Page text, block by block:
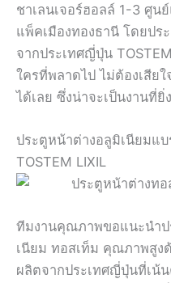
ชาเลนเจอร์ฮอลล์ 1-3 ศูน
แพ็คเมืองทองธานี โดยปร
จากประเทศญี่ปุ่น
ใครที่พลาดไป ไม่ต้องเสีย
ได้เลย ซึ่งน่าจะเป็นงานที่
ประตูหน้าต่างอลูมิเนียมแ
TOSTEM LIXIL
ทีมงานคุณภาพขอแนะนำป
เนียม ทอสเท็ม คุณภาพสูง
ผลิตจากประเทศญี่ปุ่นที่เน้น